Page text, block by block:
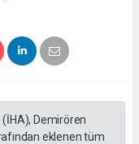
(İHA), Demirören
eklenen tüm